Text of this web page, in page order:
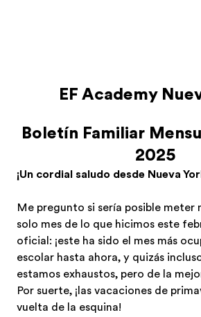
EF Academy
Boletín Familiar
2025
¡Un cordial saludo desde Nueva
Me pregunto si sería posible meter
solo mes de lo que hicimos este
oficial: ¡este ha sido el mes más
escolar hasta ahora, y quizás
estamos exhaustos, pero de la
Por suerte, ¡las vacaciones de
vuelta de la esquina!